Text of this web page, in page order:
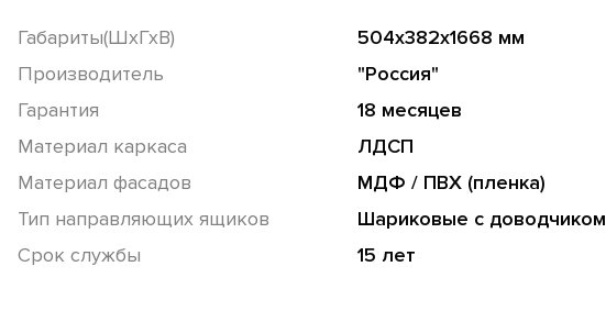
Габариты(ШхГхВ)
504х382х1668 мм
Производитель
"Россия"
Гарантия
18 месяцев
Материал каркаса
ЛДСП
Материал фасадов
МДФ / ПВХ (пленка)
Тип направляющих ящиков
Шариковые с доводчиком
Срок службы
15 лет